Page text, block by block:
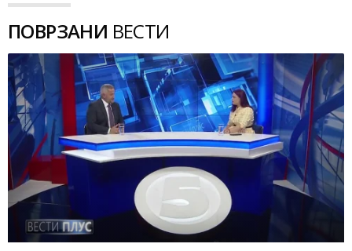
ПОВРЗАНИ ВЕСТИ